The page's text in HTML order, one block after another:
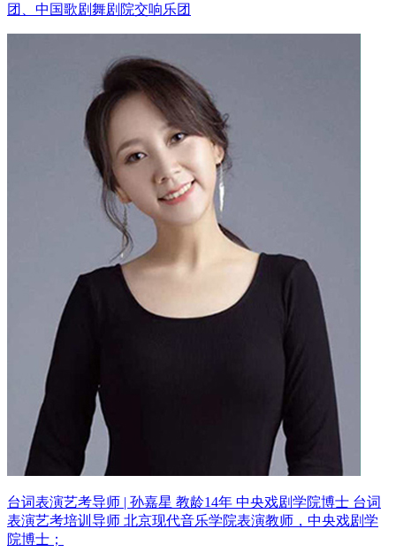
团、中国歌剧舞剧院交响乐团
台词表演艺考导师 | 孙嘉星 教龄14年 中央戏剧学院博士 台词
表演艺考培训导师 北京现代音乐学院表演教师，中央戏剧学
院博士；